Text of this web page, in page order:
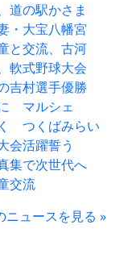
道の駅かさま
・大宝八幡宮
と交流、古河
軟式野球大会
吉村選手優勝
マルシェ
つくばみらい
会活躍誓う
集で次世代へ
交流
ニュースを見る »